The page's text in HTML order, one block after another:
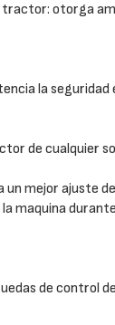
tractor: otorga
la
de cualquier
un mejor ajuste
maquina
de control